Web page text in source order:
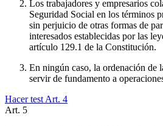
Los trabajadores y empresarios
Seguridad Social en los términos
sin perjuicio de otras formas de
interesados establecidas por las
artículo 129.1 de la Constitución.
En ningún caso, la ordenación de
servir de fundamento a
Hacer test Art. 4
Art. 5